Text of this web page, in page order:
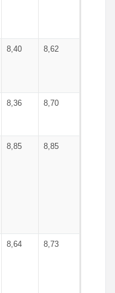
8,40 8,62
8,36 8,70
8,85 8,85
8,64 8,73